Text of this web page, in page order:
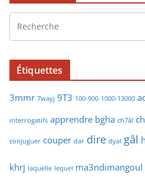
Étiquettes
3mmr 7wayj 9T3 100-900 1000-13000
interrogatifs apprendre bgha ch7âl
conjuguer couper dar dire dyal gâl
khrj laquelle lequel ma3ndimangoul